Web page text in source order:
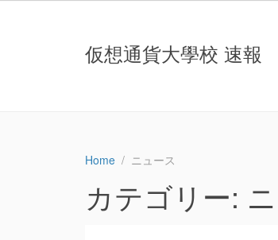
仮想通貨大學校 速報
Home ニュース
カテゴリー: